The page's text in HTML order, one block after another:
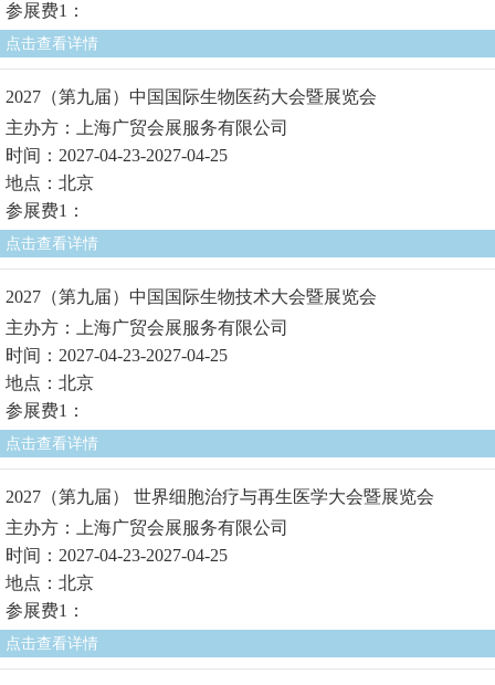
参展费1：
点击查看详情
2027（第九届）中国国际生物医药大会暨展览会
主办方：上海广贸会展服务有限公司
时间：2027-04-23-2027-04-25
地点：北京
参展费1：
点击查看详情
2027（第九届）中国国际生物技术大会暨展览会
主办方：上海广贸会展服务有限公司
时间：2027-04-23-2027-04-25
地点：北京
参展费1：
点击查看详情
2027（第九届） 世界细胞治疗与再生医学大会暨展览会
主办方：上海广贸会展服务有限公司
时间：2027-04-23-2027-04-25
地点：北京
参展费1：
点击查看详情